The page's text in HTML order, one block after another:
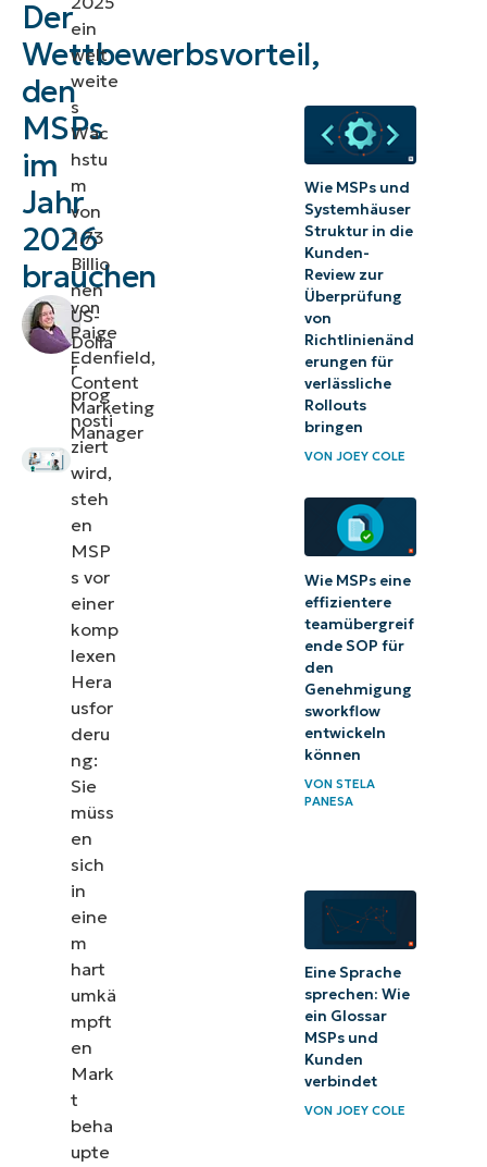
Der
Wettbewerbsvorteil,
den
MSPs
im
Jahr
2026
brauchen
von
Paige
Edenfield,
Content
Marketing
Manager
Bedürfnisse
moderner
der
MPS:
Qualität
über
ein
welt
weite
s
Wac
hstu
m
von
1,73
Billio
nen
US-
Dolla
r
prog
nosti
ziert
wird,
steh
en
MSP
s vor
einer
komp
lexen
Hera
usfor
deru
ng:
Sie
müss
en
sich
in
eine
m
hart
umkä
mpft
en
Mark
t
beha
upte
Wie MSPs und
Systemhäuser
Struktur in die
Kunden-
Review zur
Überprüfung
von
Richtlinienänd
erungen für
verlässliche
Rollouts
bringen
VON JOEY COLE
Wie MSPs eine
effizientere
teamübergreif
ende SOP für
den
Genehmigung
sworkflow
entwickeln
können
VON STELA
PANESA
Eine Sprache
sprechen: Wie
ein Glossar
MSPs und
Kunden
verbindet
VON JOEY COLE